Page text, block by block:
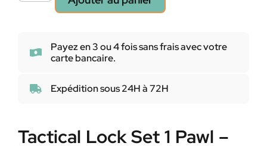
Payez en 3 ou 4 fois sans frais avec votre
carte bancaire.
Expédition sous 24H à 72H
Tactical Lock Set 1 Pawl –